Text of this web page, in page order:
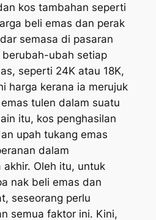
kos tambahan seperti
beli emas dan perak
semasa di pasaran
ubah setiap
seperti 24K atau 18K,
harga kerana ia merujuk
tulen dalam suatu
itu, kos penghasilan
upah tukang emas
dalam
akhir. Oleh itu, untuk
nak beli emas dan
seseorang perlu
semua faktor ini. Kini,